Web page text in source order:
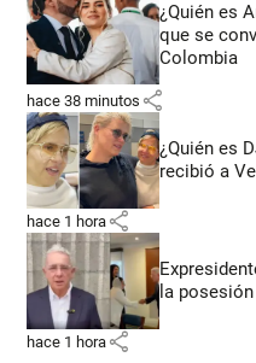
¿Quién es
que se
Colombia
hace 38 minutos share
¿Quién es
recibió a
hace 1 hora share
la
hace 1 hora share